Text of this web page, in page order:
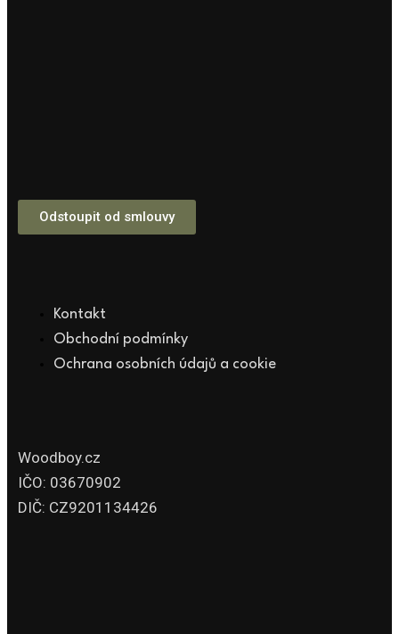
Odstoupit od smlouvy
Kontakt
Obchodní podmínky
Ochrana osobních údajů a cookie
Woodboy.cz
IČO: 03670902
DIČ: CZ9201134426